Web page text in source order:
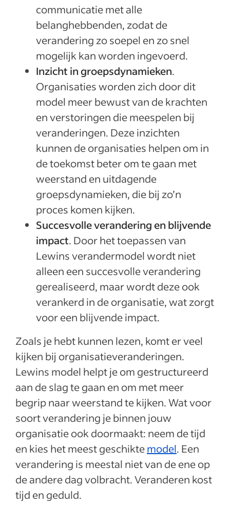
communicatie met alle
belanghebbenden, zodat de
verandering zo soepel en zo snel
mogelijk kan worden ingevoerd.
Inzicht in groepsdynamieken.
Organisaties worden zich door dit
model meer bewust van de krachten
en verstoringen die meespelen bij
veranderingen. Deze inzichten
kunnen de organisaties helpen om in
de toekomst beter om te gaan met
weerstand en uitdagende
groepsdynamieken, die bij zo’n
proces komen kijken.
Succesvolle verandering en blijvende
impact. Door het toepassen van
Lewins verandermodel wordt niet
alleen een succesvolle verandering
gerealiseerd, maar wordt deze ook
verankerd in de organisatie, wat zorgt
voor een blijvende impact.
Zoals je hebt kunnen lezen, komt er veel
kijken bij organisatieveranderingen.
Lewins model helpt je om gestructureerd
aan de slag te gaan en om met meer
begrip naar weerstand te kijken. Wat voor
soort verandering je binnen jouw
organisatie ook doormaakt: neem de tijd
en kies het meest geschiktemodel. Een
verandering is meestal niet van de ene op
de andere dag volbracht. Veranderen kost
tijd en geduld.